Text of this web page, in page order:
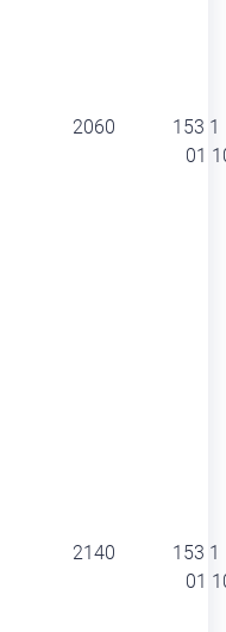
2060
153 1
01
2140
153 1
01